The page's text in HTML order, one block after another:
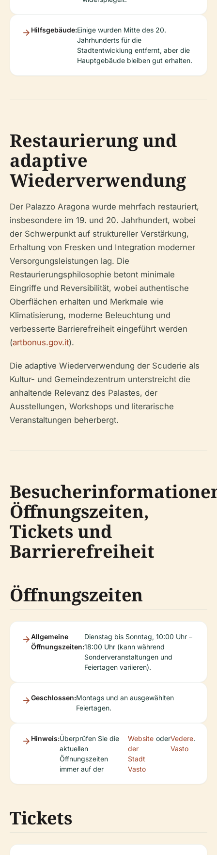
Hilfsgebäude:Einige wurden Mitte des 20.
Jahrhunderts für die
Stadtentwicklung entfernt, aber die
Hauptgebäude bleiben gut erhalten.
Restaurierung und
adaptive
Wiederverwendung
Der Palazzo Aragona wurde mehrfach restauriert,
insbesondere im 19. und 20. Jahrhundert, wobei
der Schwerpunkt auf struktureller Verstärkung,
Erhaltung von Fresken und Integration moderner
Versorgungsleistungen lag. Die
Restaurierungsphilosophie betont minimale
Eingriffe und Reversibilität, wobei authentische
Oberflächen erhalten und Merkmale wie
Klimatisierung, moderne Beleuchtung und
verbesserte Barrierefreiheit eingeführt werden
(artbonus.gov.it).
Die adaptive Wiederverwendung der Scuderie als
Kultur- und Gemeindezentrum unterstreicht die
anhaltende Relevanz des Palastes, der
Ausstellungen, Workshops und literarische
Veranstaltungen beherbergt.
Öffnungszeiten,
Tickets und
Barrierefreiheit
Öffnungszeiten
Allgemeine
Öffnungszeiten:
Dienstag bis Sonntag, 10:00 Uhr –
18:00 Uhr (kann während
Sonderveranstaltungen und
Feiertagen variieren).
Geschlossen:Montags und an ausgewählten
Feiertagen.
Hinweis:Überprüfen Sie die
aktuellen
Öffnungszeiten
immer auf der
Website
der
Stadt
Vasto
oderVedere
Vasto
.
Tickets